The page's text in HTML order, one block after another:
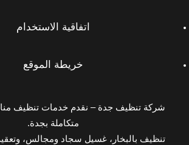
اتفاقية الاستخدام
خريطة الموقع
شركة تنظيف جدة – نقدم خدمات تنظيف
متكاملة بجدة.
تنظيف بالبخار، غسيل سجاد ومجالس،